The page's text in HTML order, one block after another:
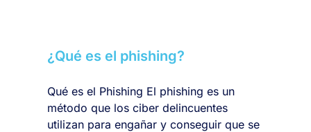
¿Qué es el phishing?
Qué es el Phishing El phishing es un
método que los ciber delincuentes
utilizan para engañar y conseguir que se